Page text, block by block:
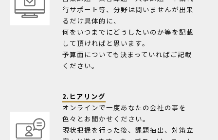
行サポート等、分野は問いませんが出来
るだけ具体的に、
何をいつまでにどうしたいのか等を記載
して頂ければと思います。
予算面についても決まっていればご記載
ください。
2.ヒアリング
オンラインで一度あなたの会社の事を
色々とお聞かせください。
現状把握を行った後、課題抽出、対策立